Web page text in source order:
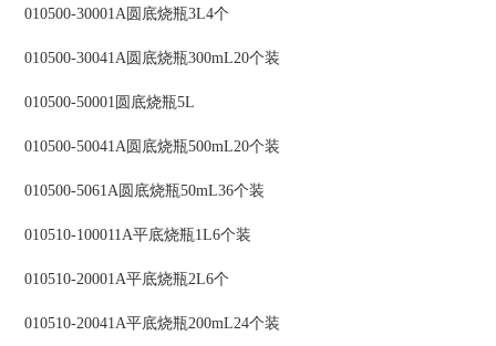
010500-30001A圆底烧瓶3L4个
010500-30041A圆底烧瓶300mL20个装
010500-50001圆底烧瓶5L
010500-50041A圆底烧瓶500mL20个装
010500-5061A圆底烧瓶50mL36个装
010510-100011A平底烧瓶1L6个装
010510-20001A平底烧瓶2L6个
010510-20041A平底烧瓶200mL24个装